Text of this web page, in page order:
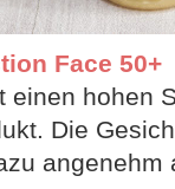
Face 50+
einen hohen
Die
angenehm